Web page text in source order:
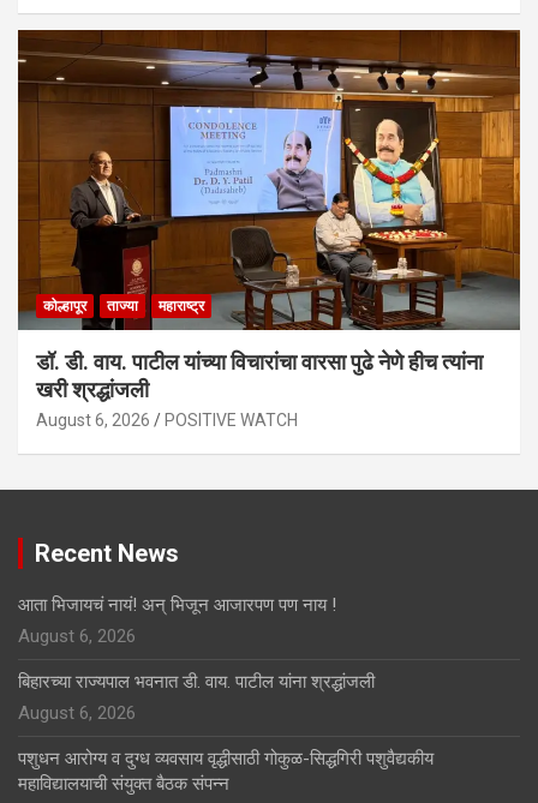
कोल्हापूर ताज्या महाराष्ट्र
डॉ. डी. वाय. पाटील यांच्या विचारांचा वारसा पुढे नेणे हीच त्यांना
खरी श्रद्धांजली
August 6, 2026 POSITIVE WATCH
Recent News
आता भिजायचं नायं! अन् भिजून आजारपण पण नाय !
August 6, 2026
बिहारच्या राज्यपाल भवनात डी. वाय. पाटील यांना श्रद्धांजली
August 6, 2026
पशुधन आरोग्य व दुग्ध व्यवसाय वृद्धीसाठी गोकुळ-सिद्धगिरी पशुवैद्यकीय
महाविद्यालयाची संयुक्त बैठक संपन्न